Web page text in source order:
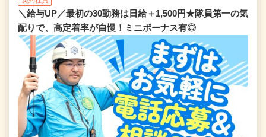
＼給与UP／最初の30勤務は日給＋1,500円★隊員第一の気
配りで、高定着率が自慢！ミニボーナス有◎